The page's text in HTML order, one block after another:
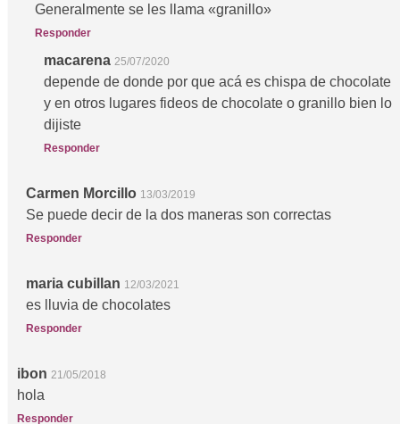
Generalmente se les llama «granillo»
Responder
macarena 25/07/2020
depende de donde por que acá es chispa de chocolate
y en otros lugares fideos de chocolate o granillo bien lo
dijiste
Responder
Carmen Morcillo 13/03/2019
Se puede decir de la dos maneras son correctas
Responder
maria cubillan 12/03/2021
es lluvia de chocolates
Responder
ibon 21/05/2018
hola
Responder